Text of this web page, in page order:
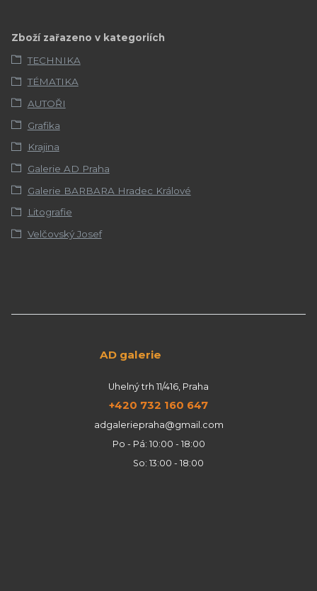
Zboží zařazeno v kategoriích
TECHNIKA
TÉMATIKA
AUTOŘI
Grafika
Krajina
Galerie AD Praha
Galerie BARBARA Hradec Králové
Litografie
Velčovský Josef
AD galerie
Uhelný trh 11/416, Praha
+420 732 160 647
adgaleriepraha@gmail.com
Po - Pá: 10:00 - 18:00
So: 13:00 - 18:00